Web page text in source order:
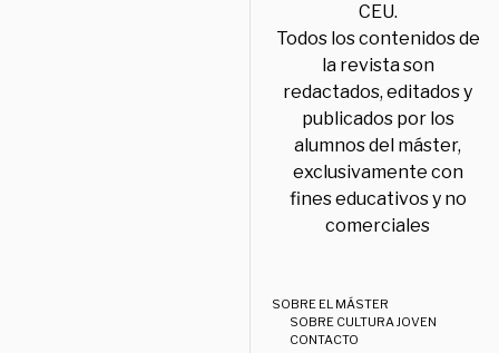
CEU.
Todos los contenidos de
la revista son
redactados, editados y
publicados por los
alumnos del máster,
exclusivamente con
fines educativos y no
comerciales
SOBRE EL MÁSTER
SOBRE CULTURA JOVEN
CONTACTO